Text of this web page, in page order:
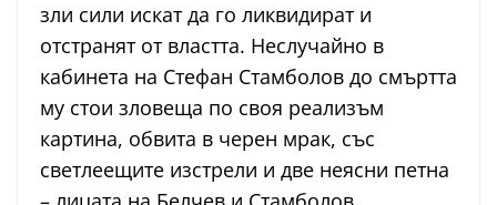
зли сили искат да го ликвидират и
отстранят от властта. Неслучайно в
кабинета на Стефан Стамболов до смъртта
му стои зловеща по своя реализъм
картина, обвита в черен мрак, със
светлеещите изстрели и две неясни петна